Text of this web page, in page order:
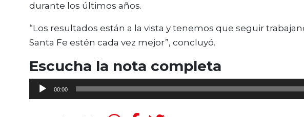
durante los últimos años.
“Los resultados están a la vista y tenemos que seguir
Santa Fe estén cada vez mejor”, concluyó.
Escucha la nota completa
Reproductor
de
00:00